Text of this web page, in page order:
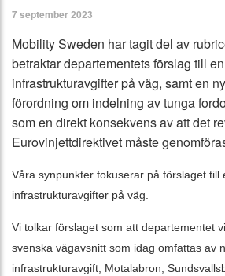
7 september 2023
Mobility Sweden har tagit del av
betraktar departementets förslag till
infrastrukturavgifter på väg, samt en
förordning om indelning av tunga
som en direkt konsekvens av att det
Eurovinjettdirektivet måste
Våra synpunkter fokuserar på förslaget till
infrastrukturavgifter på väg.
Vi tolkar förslaget som att departementet
svenska vägavsnitt som idag omfattas av
infrastrukturavgift; Motalabron,